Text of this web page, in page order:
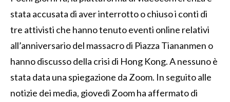
stata accusata di aver interrotto o chiuso i conti di
tre attivisti che hanno tenuto eventi online relativi
all’anniversario del massacro di Piazza Tiananmen o
hanno discusso della crisi di Hong Kong. A nessuno è
stata data una spiegazione da Zoom. In seguito alle
notizie dei media, giovedì Zoom ha affermato di